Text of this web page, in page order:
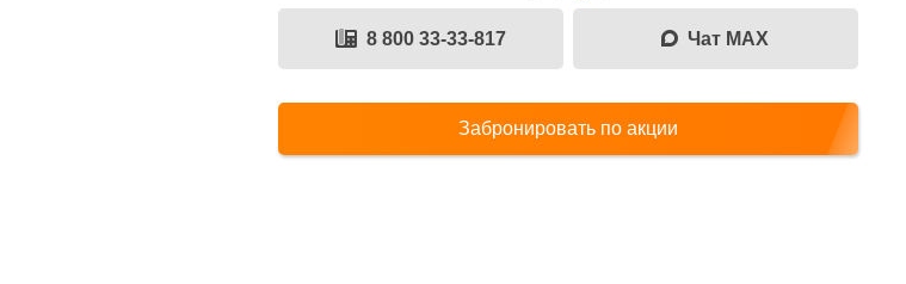
8 800 33-33-817 Чат MAX
Забронировать по акции